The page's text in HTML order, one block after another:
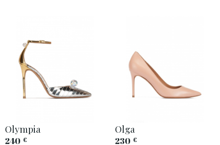
Olympia
240 €
Olga
230 €